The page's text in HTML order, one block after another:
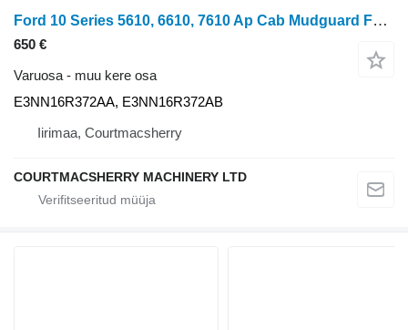
Ford 10 Series 5610, 6610, 7610 Ap Cab Mudguard Fender Kit Steel E3nn E3NN16R372AA tüübi jaoks ratastraktori
650 €
Varuosa - muu kere osa
E3NN16R372AA, E3NN16R372AB
Iirimaa, Courtmacsherry
COURTMACSHERRY MACHINERY LTD